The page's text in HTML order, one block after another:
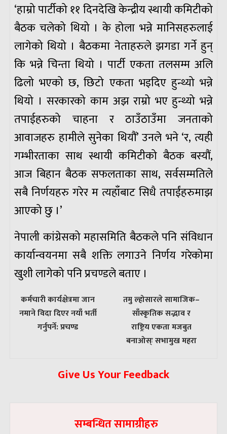
‘हाम्रो पार्टीको ११ दिनदेखि केन्द्रीय स्थायी कमिटीको
बैठक चलेको थियो । के होला भन्ने मानिसहरुलाई
लागेको थियो । बैठकमा नेताहरुले झगडा गर्ने हुन्
कि भन्ने चिन्ता थियो । पार्टी एकता तलसम्म अलि
ढिलो भएको छ, छिटो एकता भइदिए हुन्थ्यो भन्ने
थियो । सरकारको काम अझ राम्रो भए हुन्थ्यो भन्ने
तपाईहरुको चाहना र ठाउँठाउँमा जनताको
आवाजहरु हामीले सुनेका थियौं’ उनले भने ‘र, त्यही
गम्भीरताका साथ स्थायी कमिटीको बैठक बस्यौं,
आज बिहान बैठक सफलताका साथ, सर्वसम्मतिले
सबै निर्णयहरु गरेर म त्यहाँबाट सिधै तपाईंहरुमाझ
आएको छु ।’
नेपाली कांग्रेसको महासमिति बैठकले पनि संविधान
कार्यान्वयनमा सबै शक्ति लगाउने निर्णय गरेकोमा
खुशी लागेको पनि प्रचण्डले बताए ।
पछिल्लाे
-
कर्मचारी कार्यक्षेत्रमा जान
नमाने विदा दिएर नयाँ भर्ती
गर्नुपर्ने: प्रचण्ड
अघिल्लाे
तमु ल्होसारले सामाजिक–
साँस्कृतिक सद्भाव र
राष्ट्रिय एकता मजबुत
बनाओस्ः सभामुख महरा
Give Us Your Feedback
सम्बन्धित सामाग्रीहरु